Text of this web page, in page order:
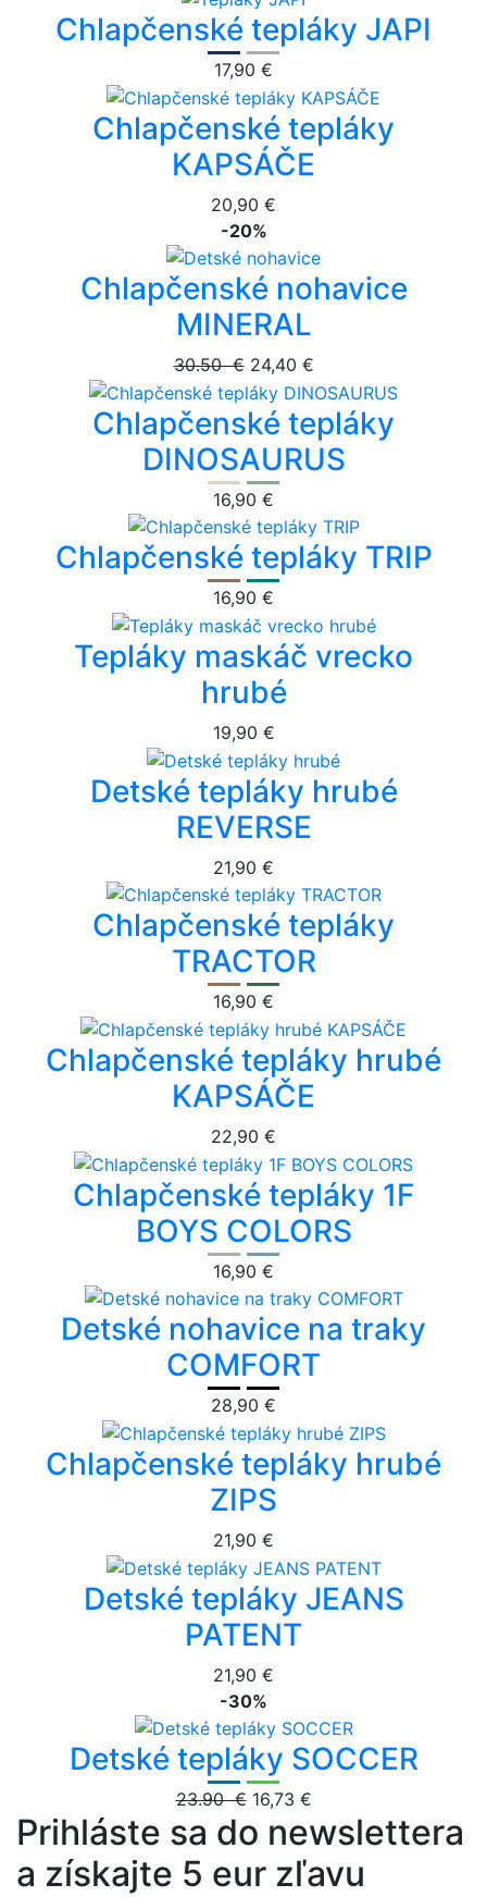
Chlapčenské tepláky JAPI
17,90 €
Chlapčenské tepláky
KAPSÁČE
20,90 €
-20%
Chlapčenské nohavice
MINERAL
30.50 € 24,40 €
Chlapčenské tepláky
DINOSAURUS
16,90 €
Chlapčenské tepláky TRIP
16,90 €
Tepláky maskáč vrecko
hrubé
19,90 €
Detské tepláky hrubé
REVERSE
21,90 €
Chlapčenské tepláky
TRACTOR
16,90 €
Chlapčenské tepláky hrubé
KAPSÁČE
22,90 €
Chlapčenské tepláky 1F
BOYS COLORS
16,90 €
Detské nohavice na traky
COMFORT
28,90 €
Chlapčenské tepláky hrubé
ZIPS
21,90 €
Detské tepláky JEANS
PATENT
21,90 €
-30%
Detské tepláky SOCCER
23.90 € 16,73 €
Prihláste sa do newslettera
a získajte 5 eur zľavu